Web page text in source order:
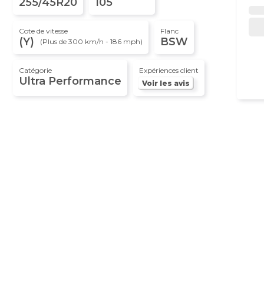
Cote de vitesse
(Y) (Plus de 300 km/h - 186 mph)
Flanc
BSW
Catégorie
Ultra Performance
Expériences client
Voir les avis